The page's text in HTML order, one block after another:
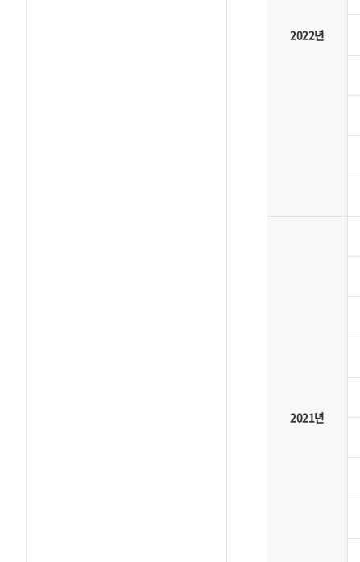
2022년
2021년